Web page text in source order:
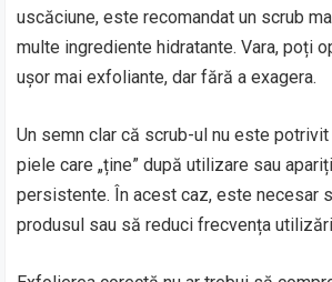
uscăciune, este recomandat un scrub
multe ingrediente hidratante. Vara, poți
ușor mai exfoliante, dar fără a exagera.
Un semn clar că scrub-ul nu este
piele care „ține” după utilizare sau
persistente. În acest caz, este necesar
produsul sau să reduci frecvența